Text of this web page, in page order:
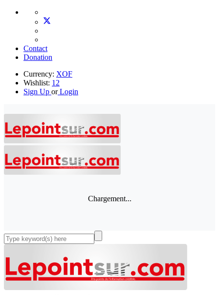
Contact
Donation
Currency: XOF
Wishlist: 12
Sign Up orLogin
Chargement...